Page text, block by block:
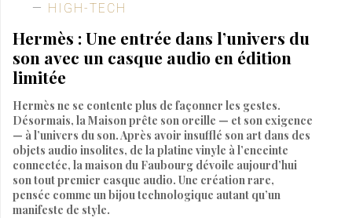
HIGH-TECH
Hermès : Une entrée dans l’univers du
son avec un casque audio en édition
limitée
Hermès ne se contente plus de façonner les gestes.
Désormais, la Maison prête son oreille — et son exigence
— à l’univers du son. Après avoir insufflé son art dans des
objets audio insolites, de la platine vinyle à l’enceinte
connectée, la maison du Faubourg dévoile aujourd’hui
son tout premier casque audio. Une création rare,
pensée comme un bijou technologique autant qu’un
manifeste de style.